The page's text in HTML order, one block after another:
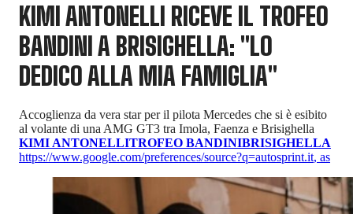
KIMI ANTONELLI RICEVE IL TROFEO
BANDINI A BRISIGHELLA: "LO
DEDICO ALLA MIA FAMIGLIA"
Accoglienza da vera star per il pilota Mercedes che si è esibito
al volante di una AMG GT3 tra Imola, Faenza e Brisighella
KIMI ANTONELLITROFEO BANDINIBRISIGHELLA
https://www.google.com/preferences/source?q=autosprint.it, as